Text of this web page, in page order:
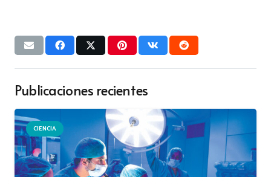
Publicaciones recientes
CIENCIA